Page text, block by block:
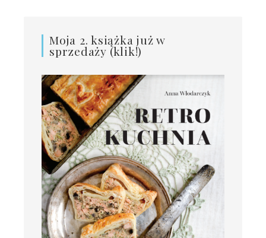
Moja 2. książka już w
sprzedaży (klik!)